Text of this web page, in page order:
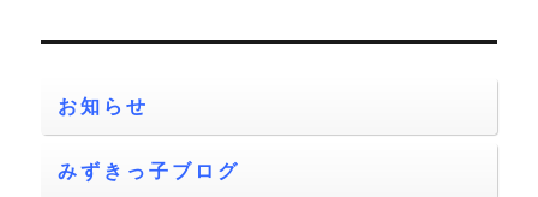
ン
お知らせ
みずきっ子ブログ